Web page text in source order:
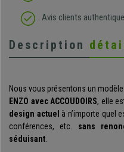
Avis clients
Description
Nous vous présentons un
ENZO avec ACCOUDOIRS, elle
design actuel à n’importe quel
conférences, etc. sans
séduisant.